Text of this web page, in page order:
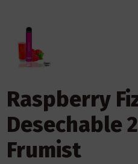
Raspberry
Desechable
Frumist